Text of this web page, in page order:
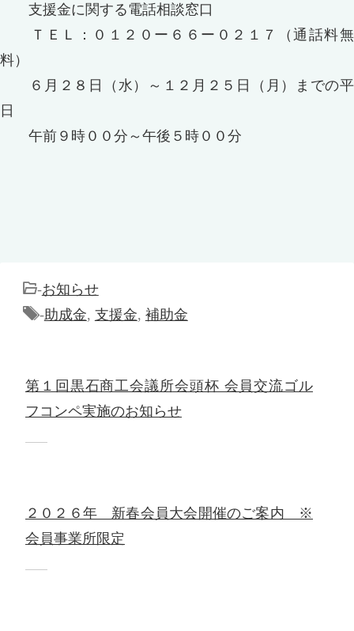
支援金に関する電話相談窓口
ＴＥＬ：０１２０ー６６ー０２１７（通話料無
料）
６月２８日（水）～１２月２５日（月）までの平
日
午前９時００分～午後５時００分
-お知らせ
-助成金, 支援金, 補助金
第１回黒石商工会議所会頭杯 会員交流ゴル
フコンペ実施のお知らせ
２０２６年 新春会員大会開催のご案内 ※
会員事業所限定